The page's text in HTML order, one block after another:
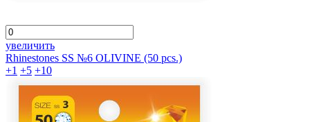
увеличить
Rhinestones SS №6 OLIVINE (50 pcs.)
+1 +5 +10